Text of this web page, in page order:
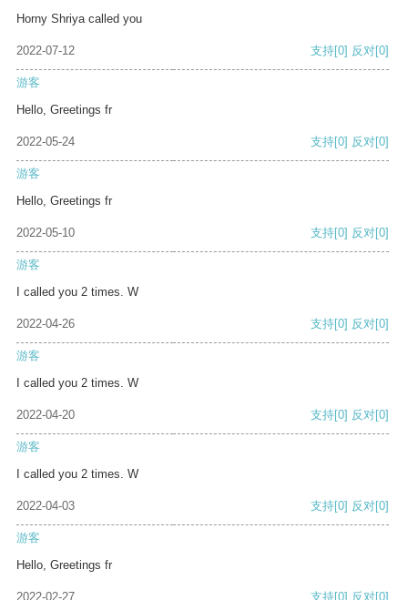
Horny Shriya called you
2022-07-12 支持[0] 反对[0]
游客
Hello, Greetings fr
2022-05-24 支持[0] 反对[0]
游客
Hello, Greetings fr
2022-05-10 支持[0] 反对[0]
游客
I called you 2 times. W
2022-04-26 支持[0] 反对[0]
游客
I called you 2 times. W
2022-04-20 支持[0] 反对[0]
游客
I called you 2 times. W
2022-04-03 支持[0] 反对[0]
游客
Hello, Greetings fr
2022-02-27 支持[0] 反对[0]